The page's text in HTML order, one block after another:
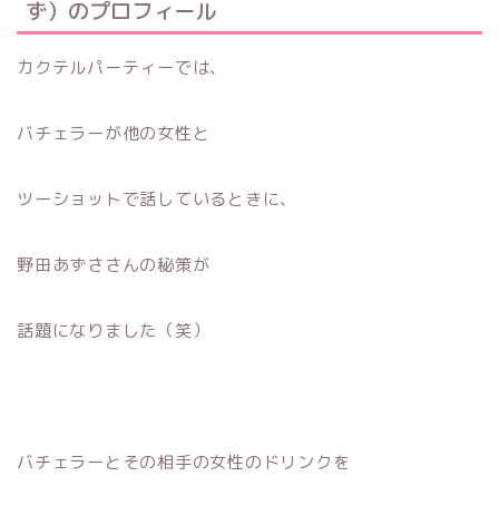
ず）のプロフィール
カクテルパーティーでは、
バチェラーが他の女性と
ツーショットで話しているときに、
野田あずささんの秘策が
話題になりました（笑）
バチェラーとその相手の女性のドリンクを